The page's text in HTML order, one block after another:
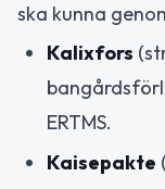
ska kunna
Kalixfors
ERTMS.
Kaisepakte